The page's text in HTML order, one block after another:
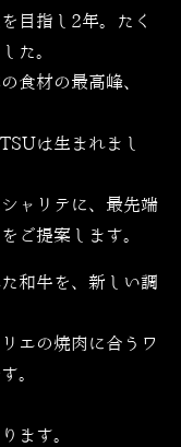
目指し2年。たく
た。
食材の最高峰、
は生まれまし
ャリテに、最先端
ご提案します。
和牛を、新しい調
エの焼肉に合うワ
。
ます。